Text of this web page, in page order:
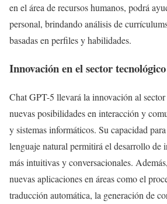
en el área de recursos humanos, podrá
personal, brindando análisis de
basadas en perfiles y habilidades.
Innovación en el sector tecnológico
Chat GPT-5 llevará la innovación al
nuevas posibilidades en interacción y
y sistemas informáticos. Su capacidad
lenguaje natural permitirá el desarrollo de
más intuitivas y conversacionales.
nuevas aplicaciones en áreas como el
traducción automática, la generación de